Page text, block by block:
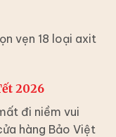
vẹn 18 loại axit
2026
đi niềm vui
hàng Bảo Việt